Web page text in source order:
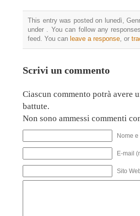
This entry was posted on lunedì,
under . You can follow any
feed. You can leave a response, or
Scrivi un commento
Ciascun commento potrà avere
battute.
Non sono ammessi commenti
Nome
E-mail
Sito